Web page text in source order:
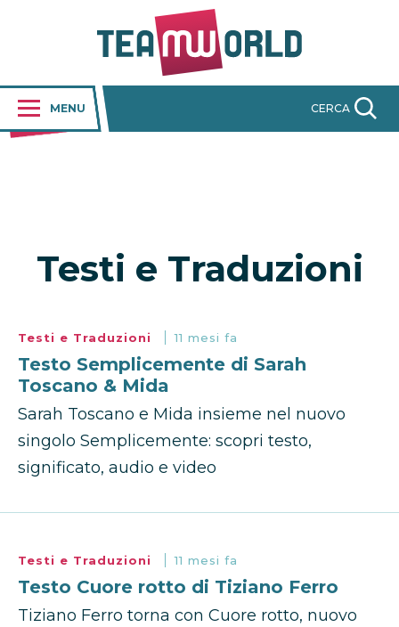
MENU CERCA
Testi e Traduzioni
Testi e Traduzioni 11 mesi fa
Testo Semplicemente di Sarah
Toscano & Mida
Sarah Toscano e Mida insieme nel nuovo
singolo Semplicemente: scopri testo,
significato, audio e video
Testi e Traduzioni 11 mesi fa
Testo Cuore rotto di Tiziano Ferro
Tiziano Ferro torna con Cuore rotto, nuovo